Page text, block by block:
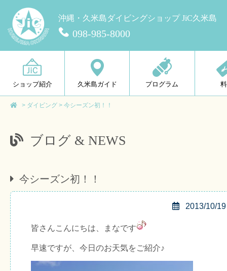
沖縄・久米島ダイビングショップ JiC久米島
098-985-8000
ショップ紹介 久米島ガイド プログラム
> ダイビング > 今シーズン初！！
ブログ & NEWS
今シーズン初！！
2013/10/19
皆さんこんにちは、まなです
早速ですが、今日のお天気をご紹介♪